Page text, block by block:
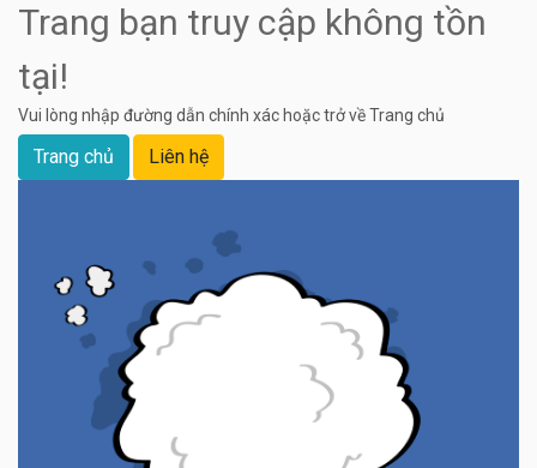
Trang bạn truy cập không tồn
tại!
Vui lòng nhập đường dẫn chính xác hoặc trở về Trang chủ
Trang chủ Liên hệ